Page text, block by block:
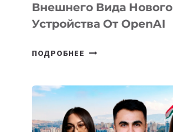
Внешнего Вида Нового
Устройства От OpenAI
ПОДРОБНЕЕ СТАЛИ
ВНЕШНЕГО
ВИДА
НОВОГО